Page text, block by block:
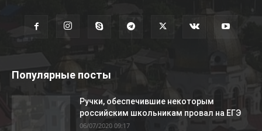
Популярные посты
Ручки, обеспечившие некоторым
российским школьникам провал на ЕГЭ
06/07/2020 09:17